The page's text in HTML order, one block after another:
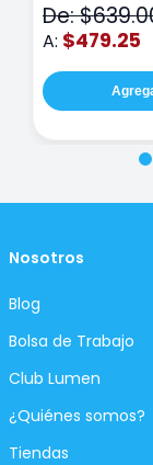
De:
A: $479.25
Nosotros
Blog
Bolsa de Trabajo
Club Lumen
¿Quiénes somos?
Tiendas